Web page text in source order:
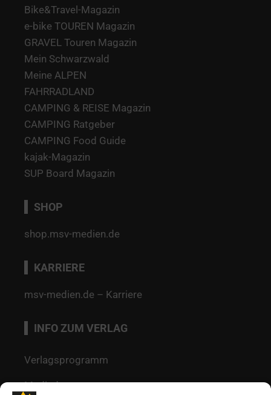
Bike&Travel-Magazin
e-bike TOUREN Magazin
GRAVEL Touren Magazin
Mein Schwarzwald
Meine ALPEN
FAHRRADLAND
CAMPING & REISE Magazin
CAMPING Ratgeber
CAMPING Food Guide
kajak-Magazin
SUP Board Magazin
SHOP
shop.msv-medien.de
KARRIERE
msv-medien.de – Karriere
INFO ZUM VERLAG
Verlagsprogramm
Mediadaten